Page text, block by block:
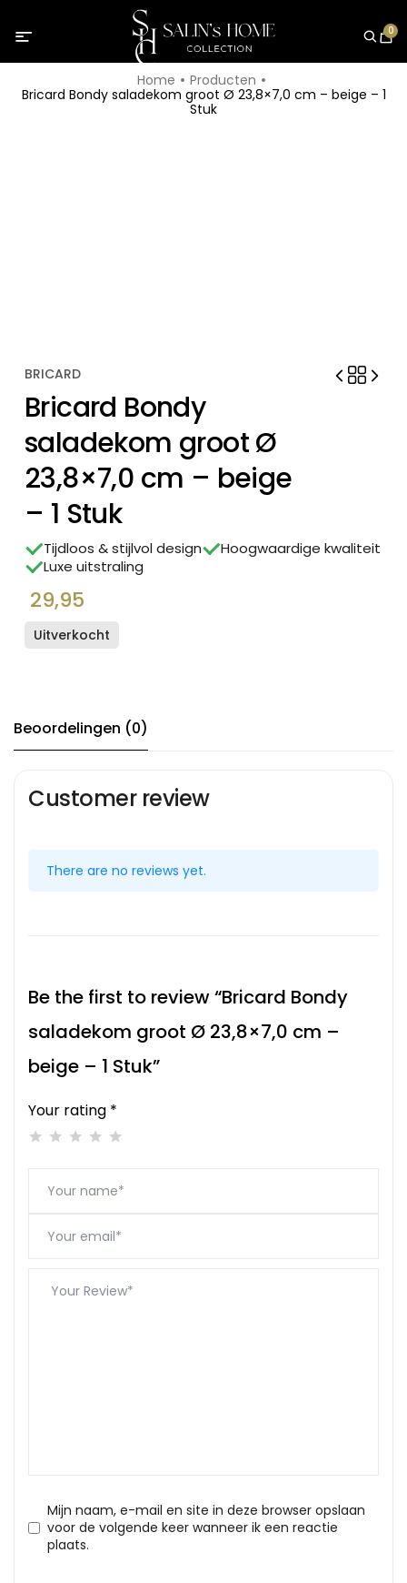
0
Home
Producten
Bricard Bondy saladekom groot Ø 23,8×7,0 cm – beige – 1
Stuk
BRICARD
Bricard Bondy
saladekom groot Ø
23,8×7,0 cm – beige
– 1 Stuk
Tijdloos & stijlvol design
Hoogwaardige kwaliteit
Luxe uitstraling
29,95
Uitverkocht
Beoordelingen (0)
Customer review
There are no reviews yet.
Be the first to review “Bricard Bondy
saladekom groot Ø 23,8×7,0 cm –
beige – 1 Stuk”
Your rating *
Mijn naam, e-mail en site in deze browser opslaan
voor de volgende keer wanneer ik een reactie
plaats.